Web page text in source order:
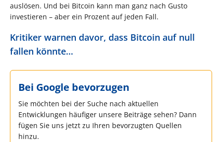
auslösen. Und bei Bitcoin kann man ganz nach Gusto
investieren – aber ein Prozent auf jeden Fall.
Kritiker warnen davor, dass Bitcoin auf null
fallen könnte…
Bei Google bevorzugen
Sie möchten bei der Suche nach aktuellen
Entwicklungen häufiger unsere Beiträge sehen? Dann
fügen Sie uns jetzt zu Ihren bevorzugten Quellen
hinzu.